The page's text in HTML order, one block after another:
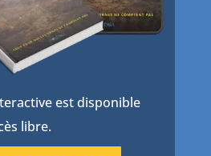
est disponible
libre.